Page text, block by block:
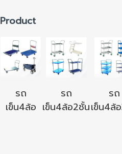
Product
รถ
เข็น4ล้อ
รถ
เข็น4ล้อ2ชั้น
รถ
เข็น4ล้